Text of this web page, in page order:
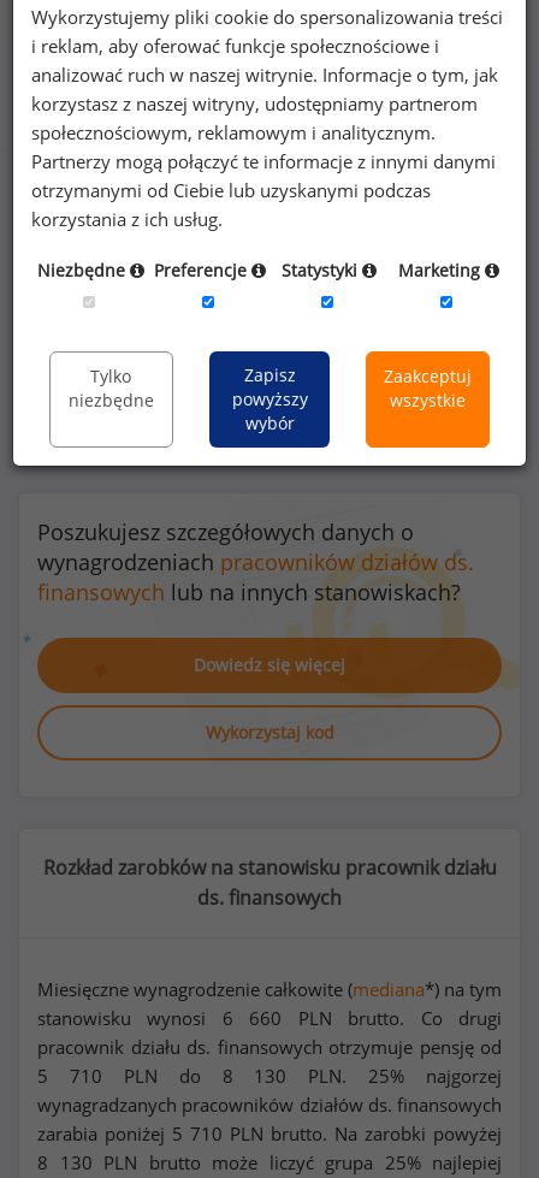
Benefity na stanowisku pracownik działu ds.
finansowych
53 %
prywatna opieka medyczna dla pracownika
Poszukujesz szczegółowych danych o
wynagrodzeniach pracowników działów ds.
finansowych lub na innych stanowiskach?
Dowiedz się więcej
Wykorzystaj kod
Rozkład zarobków na stanowisku pracownik działu
ds. finansowych
Miesięczne wynagrodzenie całkowite (mediana*) na tym
stanowisku wynosi 6 660 PLN brutto. Co drugi
pracownik działu ds. finansowych otrzymuje pensję od
5 710 PLN do 8 130 PLN. 25% najgorzej
wynagradzanych pracowników działów ds. finansowych
zarabia poniżej 5 710 PLN brutto. Na zarobki powyżej
8 130 PLN brutto może liczyć grupa 25% najlepiej
Wykorzystujemy pliki cookie do spersonalizowania treści
i reklam, aby oferować funkcje społecznościowe i
analizować ruch w naszej witrynie. Informacje o tym, jak
korzystasz z naszej witryny, udostępniamy partnerom
społecznościowym, reklamowym i analitycznym.
Partnerzy mogą połączyć te informacje z innymi danymi
otrzymanymi od Ciebie lub uzyskanymi podczas
korzystania z ich usług.
Niezbędne Preferencje Statystyki Marketing
Tylko
niezbędne
Zapisz
powyższy
wybór
Zaakceptuj
wszystkie